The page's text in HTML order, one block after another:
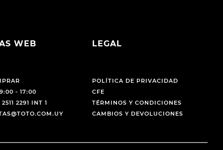
WEB
- 17:00
2291 INT 1
LEGAL
POLÍTICA DE PRIVACIDAD
CFE
TÉRMINOS Y CONDICIONES
CAMBIOS Y DEVOLUCIONES